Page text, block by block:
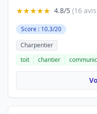
★★★★★ 4.8/5 (16
Score : 10.3/20
Charpentier
toit
chantier